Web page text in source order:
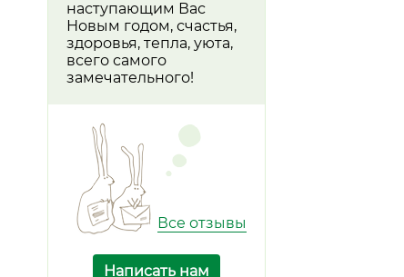
наступающим Вас
Новым годом, счастья,
здоровья, тепла, уюта,
всего самого
замечательного!
Все отзывы
Написать нам